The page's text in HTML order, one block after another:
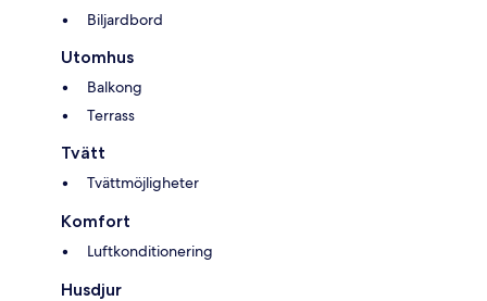
Biljardbord
Utomhus
Balkong
Terrass
Tvätt
Tvättmöjligheter
Komfort
Luftkonditionering
Husdjur